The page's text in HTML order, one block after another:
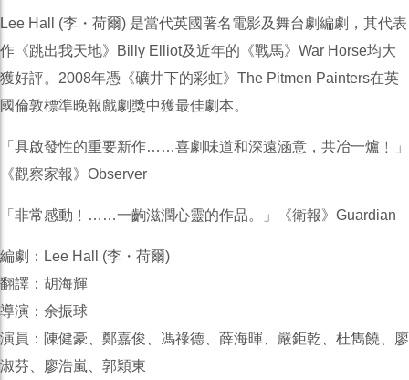
Lee Hall (李・荷爾) 是當代英國著名電影及舞台劇編劇，其代表
作《跳出我天地》Billy Elliot及近年的《戰馬》War Horse均大
獲好評。2008年憑《礦井下的彩虹》The Pitmen Painters在英
國倫敦標準晚報戲劇獎中獲最佳劇本。
「具啟發性的重要新作……喜劇味道和深遠涵意，共冶一爐 ﹗」
《觀察家報》Observer
「非常感動﹗……一齣滋潤心靈的作品。」《衛報》Guardian
編劇：Lee Hall (李・荷爾)
翻譯：胡海輝
導演：余振球
演員：陳健豪、鄭嘉俊、馮祿德、薛海暉、嚴鉅乾、杜雋饒 、廖
淑芬、廖浩嵐、郭穎東